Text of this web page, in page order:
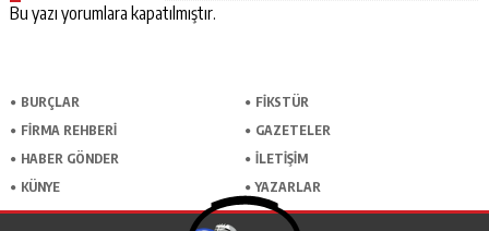
Bu yazı yorumlara kapatılmıştır.
BURÇLAR
FİKSTÜR
FİRMA REHBERİ
GAZETELER
HABER GÖNDER
İLETİŞİM
KÜNYE
YAZARLAR